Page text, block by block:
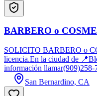
BARBERO o
SOLICITO BARBERO o
licencia.En la ciudad de
información llamar(909)258-
San Bernardino, CA